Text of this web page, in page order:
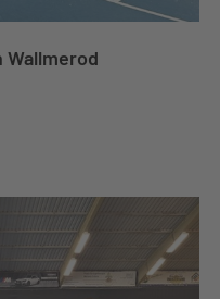
Wallmerod